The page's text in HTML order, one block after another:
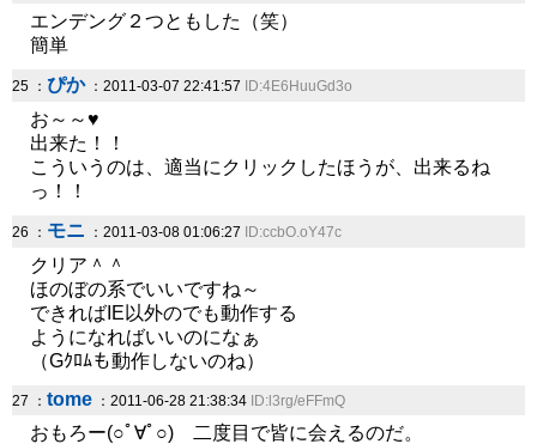
エンデング２つともした（笑）
簡単
25 ： ぴか：2011-03-07 22:41:57 ID:4E6HuuGd3o
お～～♥
出来た！！
こういうのは、適当にクリックしたほうが、出来るね
っ！！
26 ： モニ ：2011-03-08 01:06:27 ID:ccbO.oY47c
クリア＾＾
ほのぼの系でいいですね～
できればIE以外のでも動作する
ようになればいいのになぁ
（Gｸﾛﾑも動作しないのね）
27 ： tome ：2011-06-28 21:38:34 ID:l3rg/eFFmQ
おもろー(○ﾟ∀ﾟ○) 二度目で皆に会えるのだ。